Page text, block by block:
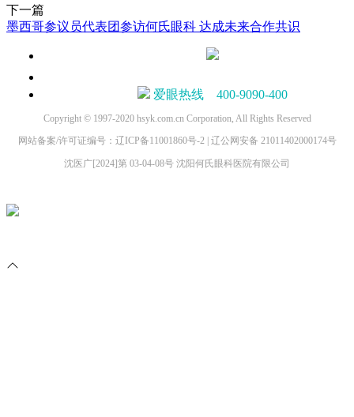
下一篇
墨西哥参议员代表团参访何氏眼科 达成未来合作共识
爱眼热线 400-9090-400
Copyright © 1997-2020 hsyk.com.cn Corporation, All Rights Reserved
网站备案/许可证编号：辽ICP备11001860号-2 | 辽公网安备 21011402000174号
沈医广[2024]第 03-04-08号 沈阳何氏眼科医院有限公司